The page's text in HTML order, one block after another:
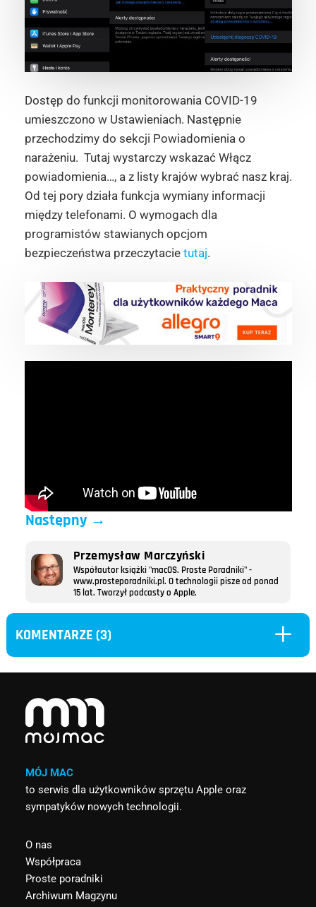
Dostęp do funkcji monitorowania COVID-19
umieszczono w Ustawieniach. Następnie
przechodzimy do sekcji Powiadomienia o
narażeniu. Tutaj wystarczy wskazać Włącz
powiadomienia…, a z listy krajów wybrać nasz kraj.
Od tej pory działa funkcja wymiany informacji
między telefonami. O wymogach dla
programistów stawianych opcjom
bezpieczeństwa przeczytacie tutaj.
Następny→
Przemysław Marczyński
Współautor książki "macOS. Proste Poradniki" -
www.prosteporadniki.pl. O technologii pisze od ponad
15 lat. Tworzył podcasty o Apple.
KOMENTARZE (3) L
MÓJ MAC
to serwis dla użytkowników sprzętu Apple oraz
sympatyków nowych technologii.
O nas
Współpraca
Proste poradniki
Archiwum Magzynu